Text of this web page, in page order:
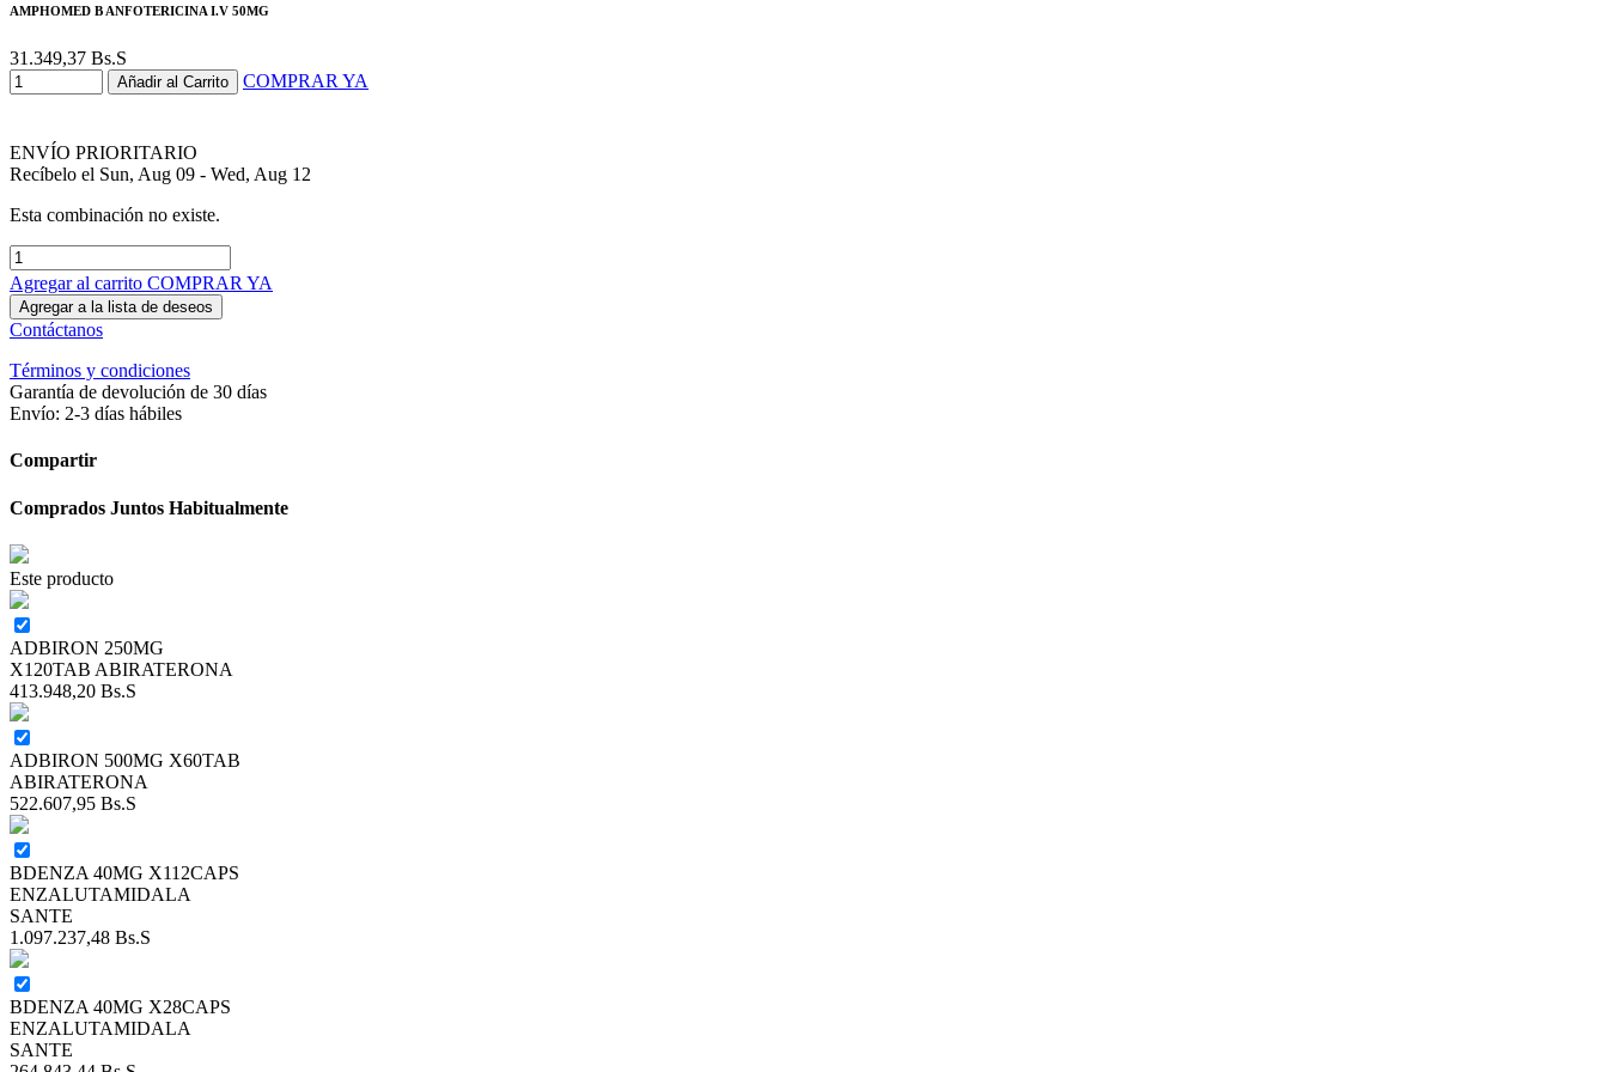
AMPHOMED B ANFOTERICINA I.V 50MG
31.349,37 Bs.S
Añadir al Carrito COMPRAR YA
ENVÍO PRIORITARIO
Recíbelo el Sun, Aug 09 - Wed, Aug 12
Esta combinación no existe.
Agregar al carrito COMPRAR YA
Agregar a la lista de deseos
Contáctanos
Términos y condiciones
Garantía de devolución de 30 días
Envío: 2-3 días hábiles
Compartir
Comprados Juntos Habitualmente
Este producto
ADBIRON 250MG
X120TAB ABIRATERONA
413.948,20 Bs.S
ADBIRON 500MG X60TAB
ABIRATERONA
522.607,95 Bs.S
BDENZA 40MG X112CAPS
ENZALUTAMIDALA
SANTE
1.097.237,48 Bs.S
BDENZA 40MG X28CAPS
ENZALUTAMIDALA
SANTE